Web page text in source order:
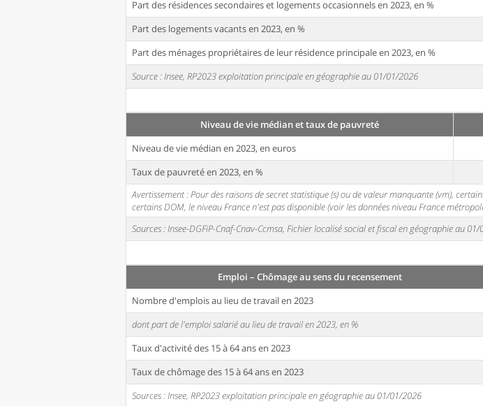
Part des résidences secondaires et logements occasionnels en 2023, en %
Part des logements vacants en 2023, en %
Part des ménages propriétaires de leur résidence principale en 2023, en %
Source : Insee, RP2023 exploitation principale en géographie au 01/01/2026
Niveau de vie médian et taux de pauvreté
Niveau de vie médian en 2023, en euros
Taux de pauvreté en 2023, en %
Avertissement : Pour des raisons de secret statistique (s) ou de valeur manquante (vm),
certains DOM, le niveau France n'est pas disponible (voir les données niveau France
Sources : Insee-DGFiP-Cnaf-Cnav-Ccmsa, Fichier localisé social et fiscal en géographie au
Emploi – Chômage au sens du recensement
Nombre d'emplois au lieu de travail en 2023
dont part de l'emploi salarié au lieu de travail en 2023, en %
Taux d'activité des 15 à 64 ans en 2023
Taux de chômage des 15 à 64 ans en 2023
Sources : Insee, RP2023 exploitation principale en géographie au 01/01/2026